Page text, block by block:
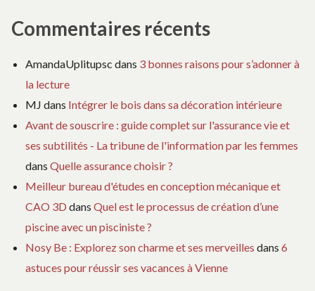
Commentaires récents
AmandaUplitupsc dans 3 bonnes raisons pour s’adonner à
la lecture
MJ dans Intégrer le bois dans sa décoration intérieure
Avant de souscrire : guide complet sur l'assurance vie et
ses subtilités - La tribune de l'information par les femmes
dans Quelle assurance choisir ?
Meilleur bureau d'études en conception mécanique et
CAO 3D dans Quel est le processus de création d’une
piscine avec un pisciniste ?
Nosy Be : Explorez son charme et ses merveilles dans 6
astuces pour réussir ses vacances à Vienne